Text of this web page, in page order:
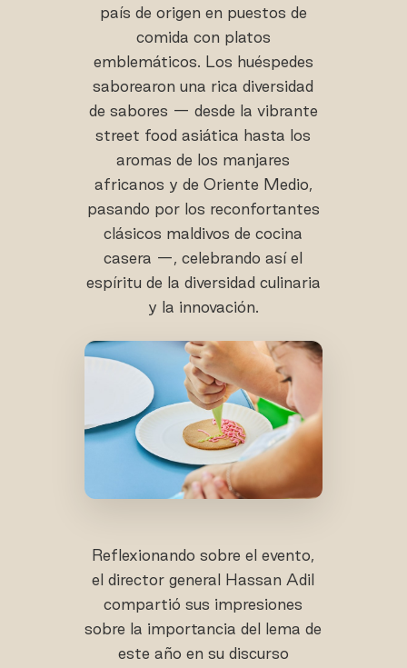
país de origen en puestos de
comida con platos
emblemáticos. Los huéspedes
saborearon una rica diversidad
de sabores — desde la vibrante
street food asiática hasta los
aromas de los manjares
africanos y de Oriente Medio,
pasando por los reconfortantes
clásicos maldivos de cocina
casera —, celebrando así el
espíritu de la diversidad culinaria
y la innovación.
Reflexionando sobre el evento,
el director general Hassan Adil
compartió sus impresiones
sobre la importancia del lema de
este año en su discurso